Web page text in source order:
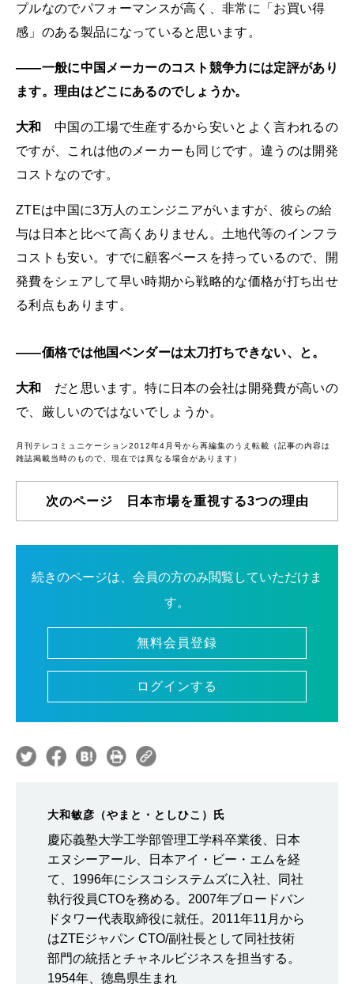
プルなのでパフォーマンスが高く、非常に「お買い得
感」のある製品になっていると思います。
――一般に中国メーカーのコスト競争力には定評があり
ます。理由はどこにあるのでしょうか。
大和
中国の工場で生産するから安いとよく言われるの
ですが、これは他のメーカーも同じです。違うのは開発
コストなのです。
ZTEは中国に3万人のエンジニアがいますが、彼らの給
与は日本と比べて高くありません。土地代等のインフラ
コストも安い。すでに顧客ベースを持っているので、開
発費をシェアして早い時期から戦略的な価格が打ち出せ
る利点もあります。
――価格では他国ベンダーは太刀打ちできない、と。
大和
だと思います。特に日本の会社は開発費が高いの
で、厳しいのではないでしょうか。
月刊テレコミュニケーション2012年4月号から再編集のうえ転載（記事の内容は
雑誌掲載当時のもので、現在では異なる場合があります）
次のページ 日本市場を重視する3つの理由
続きのページは、会員の方のみ閲覧していただけま
す。
無料会員登録
ログインする
大和敏彦（やまと・としひこ）氏
慶応義塾大学工学部管理工学科卒業後、日本
エヌシーアール、日本アイ・ビー・エムを経
て、1996年にシスコシステムズに入社、同社
執行役員CTOを務める。2007年ブロードバン
ドタワー代表取締役に就任。2011年11月から
はZTEジャパン CTO/副社長として同社技術
部門の統括とチャネルビジネスを担当する。
1954年、徳島県生まれ